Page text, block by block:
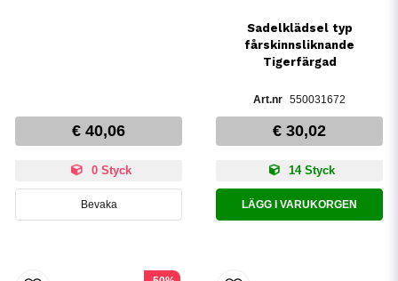
€ 40,06
0 Styck
Bevaka
Sadelklädsel typ
fårskinnsliknande
Tigerfärgad
550031672
€ 30,02
14 Styck
LÄGG I VARUKORGEN